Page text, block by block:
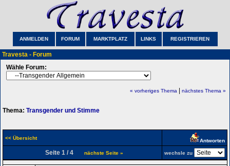
ANMELDEN FORUM MARKTPLATZ LINKS REGISTRIEREN
Travesta - Forum
Wähle Forum:
« vorheriges Thema nächstes Thema »
Thema: Transgender und Stimme
<< Übersicht Antworten
Seite 1 / 4 nächste Seite » wechsle zu